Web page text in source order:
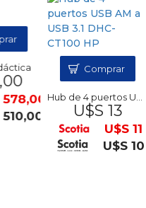
578,00
510,00
Hub de 4 puertos USB AM a USB 3.1 DHC-CT100 HP
U$S 13
U$S 11
U$S 10
Comprar